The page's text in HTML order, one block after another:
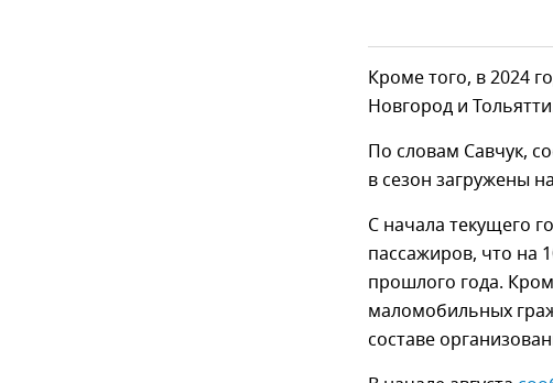
Кроме того, в 2024
Новгород и
По словам Савчук,
в сезон загружены
С начала текущего
пассажиров, что на
прошлого года.
маломобильных
составе